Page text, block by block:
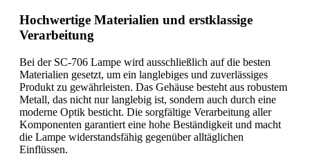
Hochwertige Materialien und erstklassige
Verarbeitung
Bei der SC-706 Lampe wird ausschließlich auf die besten
Materialien gesetzt, um ein langlebiges und zuverlässiges
Produkt zu gewährleisten. Das Gehäuse besteht aus robustem
Metall, das nicht nur langlebig ist, sondern auch durch eine
moderne Optik besticht. Die sorgfältige Verarbeitung aller
Komponenten garantiert eine hohe Beständigkeit und macht
die Lampe widerstandsfähig gegenüber alltäglichen
Einflüssen.